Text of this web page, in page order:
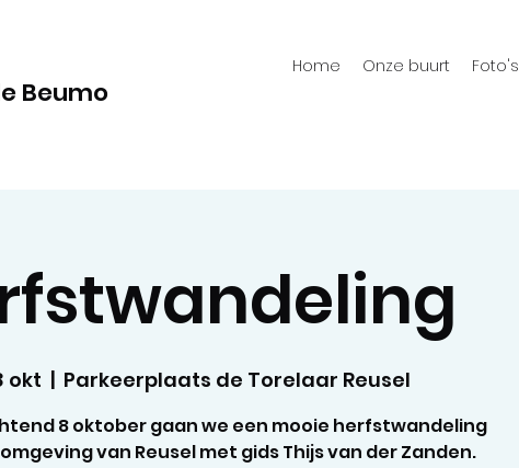
Beumo
Home Onze buurt Foto's
okt
  |
Parkeerplaats de Torelaar Reusel
8 oktober gaan we een mooie herfstwandeling
van Reusel met gids Thijs van der Zanden.